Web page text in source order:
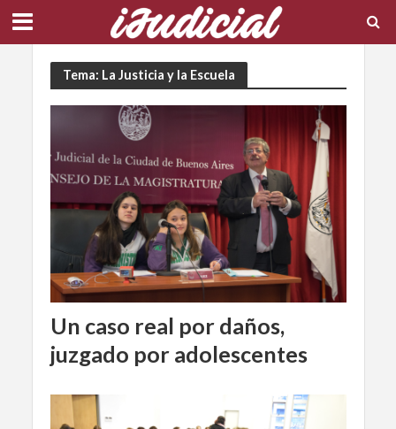
Tema: La Justicia y la Escuela
Un caso real por daños,
juzgado por adolescentes